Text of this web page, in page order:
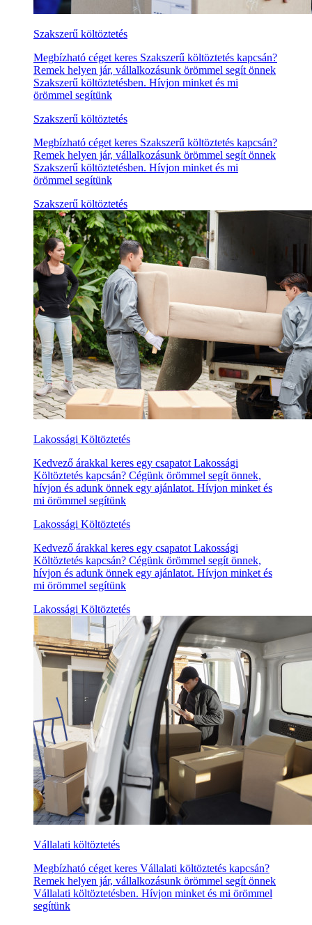
Szakszerű költöztetés
Megbízható céget keres Szakszerű költöztetés kapcsán?
Remek helyen jár, vállalkozásunk örömmel segít önnek
Szakszerű költöztetésben. Hívjon minket és mi
örömmel segítünk
Szakszerű költöztetés
Megbízható céget keres Szakszerű költöztetés kapcsán?
Remek helyen jár, vállalkozásunk örömmel segít önnek
Szakszerű költöztetésben. Hívjon minket és mi
örömmel segítünk
Szakszerű költöztetés
Lakossági Költöztetés
Kedvező árakkal keres egy csapatot Lakossági
Költöztetés kapcsán? Cégünk örömmel segít önnek,
hívjon és adunk önnek egy ajánlatot. Hívjon minket és
mi örömmel segítünk
Lakossági Költöztetés
Kedvező árakkal keres egy csapatot Lakossági
Költöztetés kapcsán? Cégünk örömmel segít önnek,
hívjon és adunk önnek egy ajánlatot. Hívjon minket és
mi örömmel segítünk
Lakossági Költöztetés
Vállalati költöztetés
Megbízható céget keres Vállalati költöztetés kapcsán?
Remek helyen jár, vállalkozásunk örömmel segít önnek
Vállalati költöztetésben. Hívjon minket és mi örömmel
segítünk